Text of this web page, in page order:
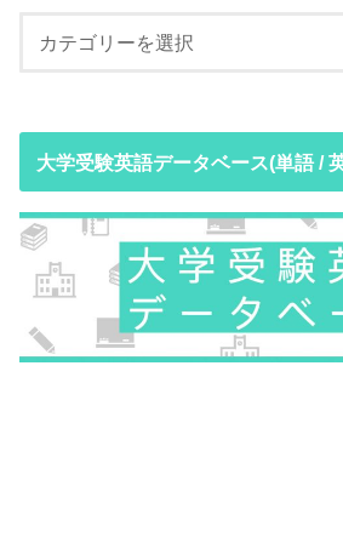
大学受験英語データベース(単語 /